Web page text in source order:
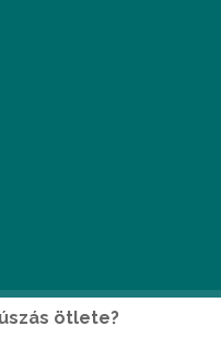
ötlete?